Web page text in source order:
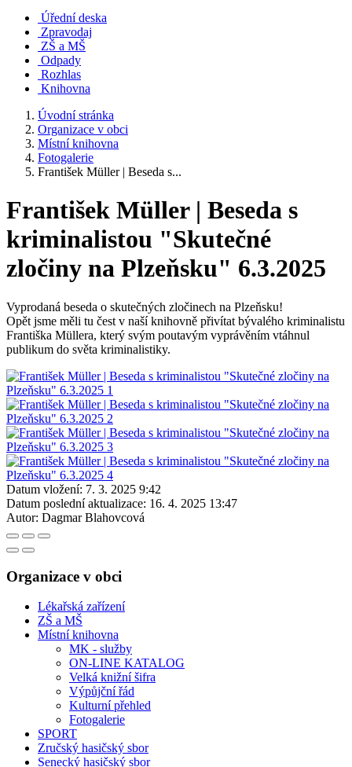
Úřední deska
Zpravodaj
ZŠ a MŠ
Odpady
Rozhlas
Knihovna
Úvodní stránka
Organizace v obci
Místní knihovna
Fotogalerie
František Müller | Beseda s...
František Müller | Beseda s
kriminalistou "Skutečné
zločiny na Plzeňsku" 6.3.2025
Vyprodaná beseda o skutečných zločinech na Plzeňsku!
Opět jsme měli tu čest v naší knihovně přivítat bývalého kriminalistu
Františka Müllera, který svým poutavým vyprávěním vtáhnul
publikum do světa kriminalistiky.
Datum vložení: 7. 3. 2025 9:42
Datum poslední aktualizace: 16. 4. 2025 13:47
Autor: Dagmar Blahovcová
Organizace v obci
Lékařská zařízení
ZŠ a MŠ
Místní knihovna
MK - služby
ON-LINE KATALOG
Velká knižní šifra
Výpůjční řád
Kulturní přehled
Fotogalerie
SPORT
Zručský hasičský sbor
Senecký hasičský sbor